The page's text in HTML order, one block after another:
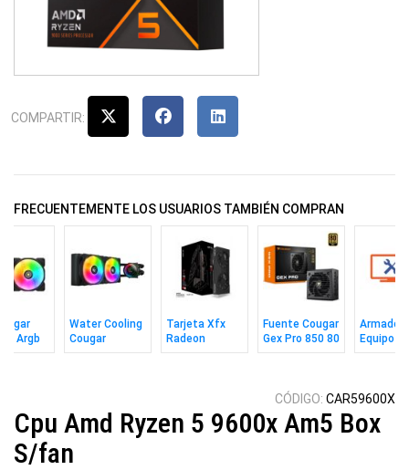
COMPARTIR:
FRECUENTEMENTE LOS USUARIOS TAMBIÉN COMPRAN
Argb
Water Cooling
Cougar
Poseidon Elite
Tarjeta Xfx
Radeon
Rx9060xt 8gb
Fuente Cougar
Gex Pro 850 80
Plus Gold 3.1
Armado
Equipo
CÓDIGO: CAR59600X
Cpu Amd Ryzen 5 9600x Am5 Box
S/fan